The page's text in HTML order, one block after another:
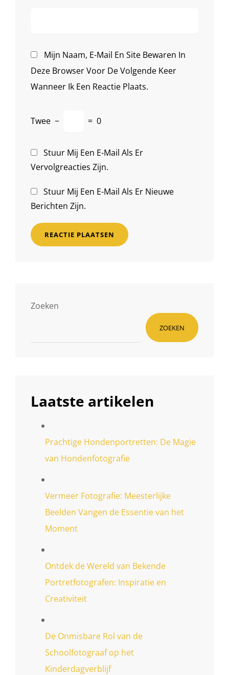
Mijn Naam, E-Mail En Site Bewaren In
Deze Browser Voor De Volgende Keer
Wanneer Ik Een Reactie Plaats.
Twee − = 0
Stuur Mij Een E-Mail Als Er
Vervolgreacties Zijn.
Stuur Mij Een E-Mail Als Er Nieuwe
Berichten Zijn.
Zoeken
ZOEKEN
Laatste artikelen
Prachtige Hondenportretten: De Magie
van Hondenfotografie
Vermeer Fotografie: Meesterlijke
Beelden Vangen de Essentie van het
Moment
Ontdek de Wereld van Bekende
Portretfotografen: Inspiratie en
Creativiteit
De Onmisbare Rol van de
Schoolfotograaf op het
Kinderdagverblijf